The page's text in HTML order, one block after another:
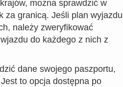
można sprawdzić w
za granicą. Jeśli plan wyjazdu
należy zweryfikować
do każdego z nich z
dane swojego paszportu,
to opcja dostępna po